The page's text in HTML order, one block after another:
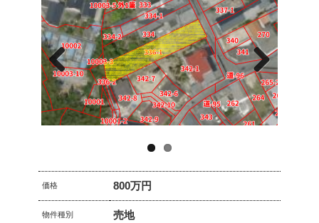
Previo
us
Next
価格 800万円
物件種別 売地